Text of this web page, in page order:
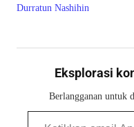
Durratun Nashihin
Eksplorasi
Berlangganan untuk
Ketikkan email Anda...